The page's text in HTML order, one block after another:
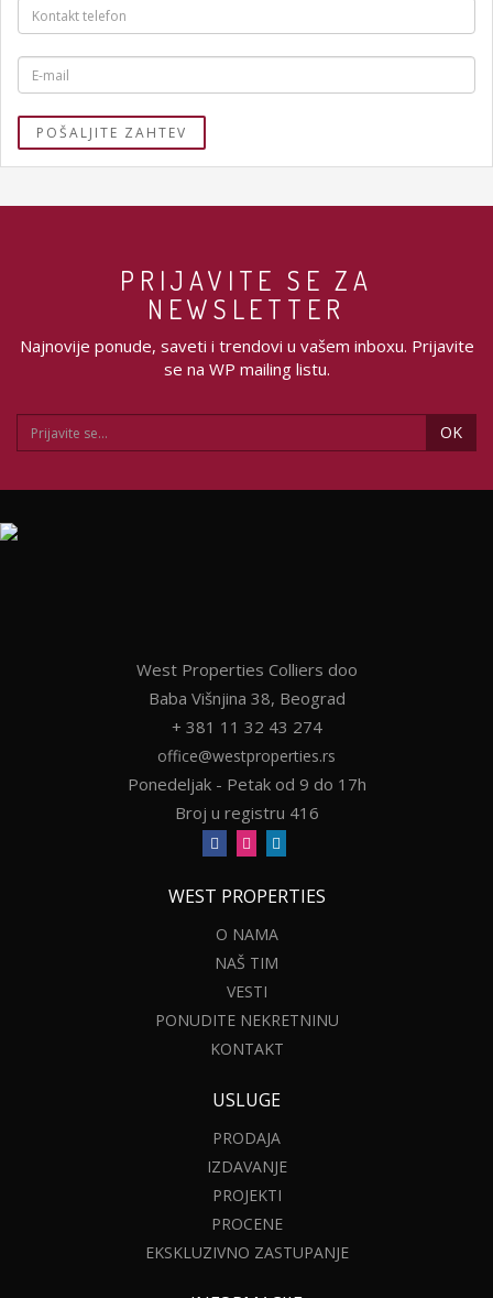
PRIJAVITE SE ZA
NEWSLETTER
Najnovije ponude, saveti i trendovi u vašem inboxu. Prijavite
se na WP mailing listu.
OK
West Properties Colliers doo
Baba Višnjina 38, Beograd
+ 381 11 32 43 274
office@westproperties.rs
Ponedeljak - Petak od 9 do 17h
Broj u registru 416
WEST PROPERTIES
O NAMA
NAŠ TIM
VESTI
PONUDITE NEKRETNINU
KONTAKT
USLUGE
PRODAJA
IZDAVANJE
PROJEKTI
PROCENE
EKSKLUZIVNO ZASTUPANJE